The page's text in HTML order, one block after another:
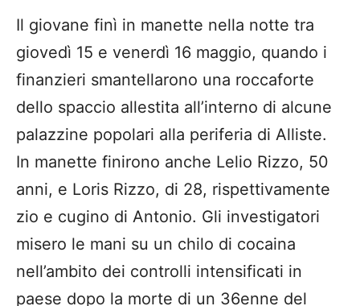
Il giovane finì in manette nella notte tra
giovedì 15 e venerdì 16 maggio, quando i
finanzieri smantellarono una roccaforte
dello spaccio allestita all’interno di alcune
palazzine popolari alla periferia di Alliste.
In manette finirono anche Lelio Rizzo, 50
anni, e Loris Rizzo, di 28, rispettivamente
zio e cugino di Antonio. Gli investigatori
misero le mani su un chilo di cocaina
nell’ambito dei controlli intensificati in
paese dopo la morte di un 36enne del